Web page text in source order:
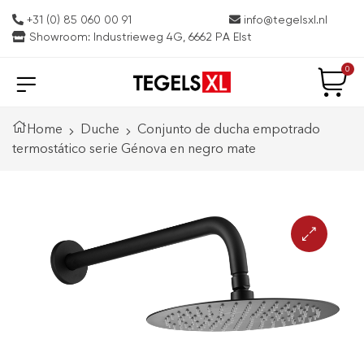
+31 (0) 85 060 00 91
info@tegelsxl.nl
Showroom: Industrieweg 4G, 6662 PA Elst
0
Home Duche
Conjunto de ducha empotrado
termostático serie Génova en negro mate